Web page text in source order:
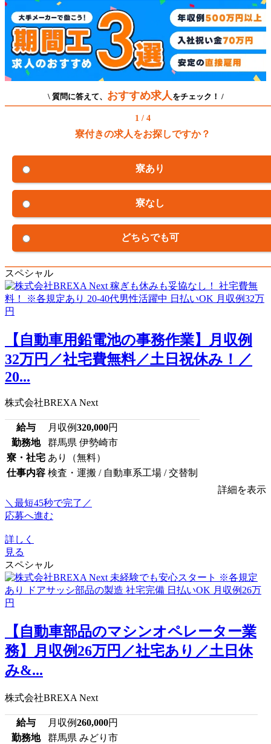
\ 質問に答えて、 おすすめ求人 をチェック！ /
1 / 4
寮付きの求人をお探しですか？
寮あり
寮なし
どちらでも可
スペシャル
【自動車用鉛電池の事務作業】月収例
32万円／社宅費無料／土日祝休み！／
20...
株式会社BREXA Next
給与 月収例320,000円
勤務地
群馬県 伊勢崎市
寮・社宅 あり（無料）
仕事内容 検査・運搬 / 自動車系工場 / 交替制
詳細を表示
＼最短45秒で完了／
応募へ進む
詳しく
見る
スペシャル
【自動車部品のマシンオペレーター業
務】月収例26万円／社宅あり／土日休
み&...
株式会社BREXA Next
給与 月収例260,000円
勤務地
群馬県 みどり市